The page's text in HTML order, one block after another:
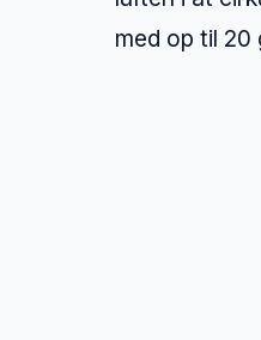
med op til 20